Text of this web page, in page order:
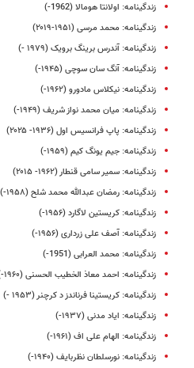
زندگینامه: اولانتا هومالا (1962-)
زندگینامه: محمد مرسی (۱۹۵۱-۲۰۱۹)
زندگینامه: آندرس برینگ برویک (۱۹۷۹ -)
زندگینامه: آنگ سان سوچی (۱۹۴۵-)
زندگینامه: نیکلاس مادورو (۱۹۶۲-)
زندگینامه: میان محمد نواز شریف (۱۹۴۹-)
زندگینامه: پاپ فرانسیس اول (۱۹۳۶- ۲۰۲۵)
زندگینامه: جیم یونگ کیم (۱۹۵۹-)
زندگینامه: سمیر سامی قنطار (۱۹۶۲- ۲۰۱۵)
زندگینامه: رمضان عبدالله محمد شلح (۱۹۵۸-)
زندگینامه: کریستین لاگارد (۱۹۵۶-)
زندگینامه: آصف علی زرداری (۱۹۵۶-)
زندگینامه: محمد العرابی (1951-)
زندگینامه: احمد ‌معاذ‌ الخطیب‌ الحسنی (۱۹۶۰-)
زندگینامه: کریستینا فرناندز د کرچنر (۱۹۵۳ -)
زندگینامه: ایاد مدنی (۱۹۳۷-)
زندگینامه: الهام علی‌ اف (۱۹۶۱-)
زندگینامه: نورسلطان نظربایف (۱۹۴۰-)